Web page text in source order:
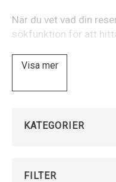
När du vet vad din
sökfunktion för att
Visa mer
KATEGORIER
FILTER